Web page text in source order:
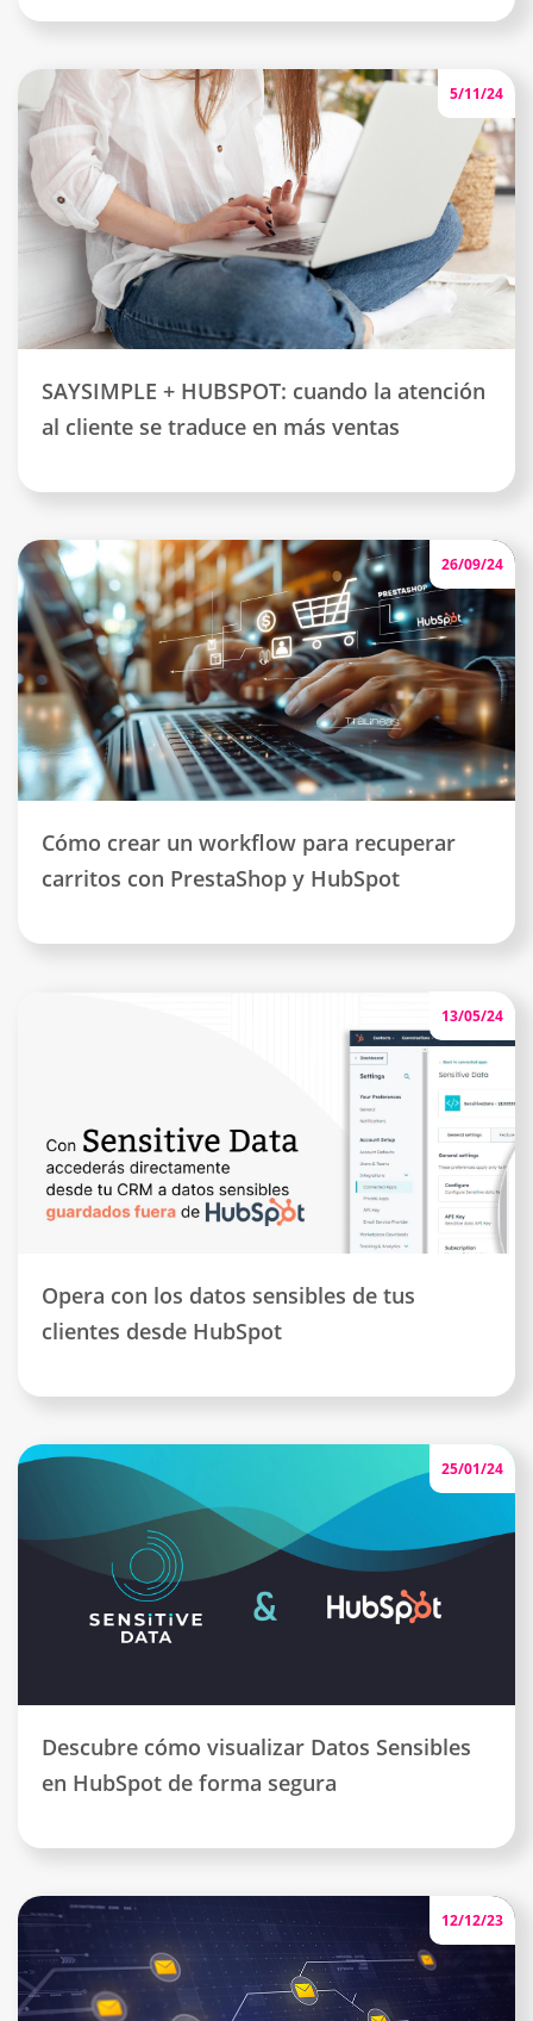
5/11/24
SAYSIMPLE + HUBSPOT: cuando la atención
al cliente se traduce en más ventas
26/09/24
Cómo crear un workflow para recuperar
carritos con PrestaShop y HubSpot
13/05/24
Opera con los datos sensibles de tus
clientes desde HubSpot
25/01/24
Descubre cómo visualizar Datos Sensibles
en HubSpot de forma segura
12/12/23